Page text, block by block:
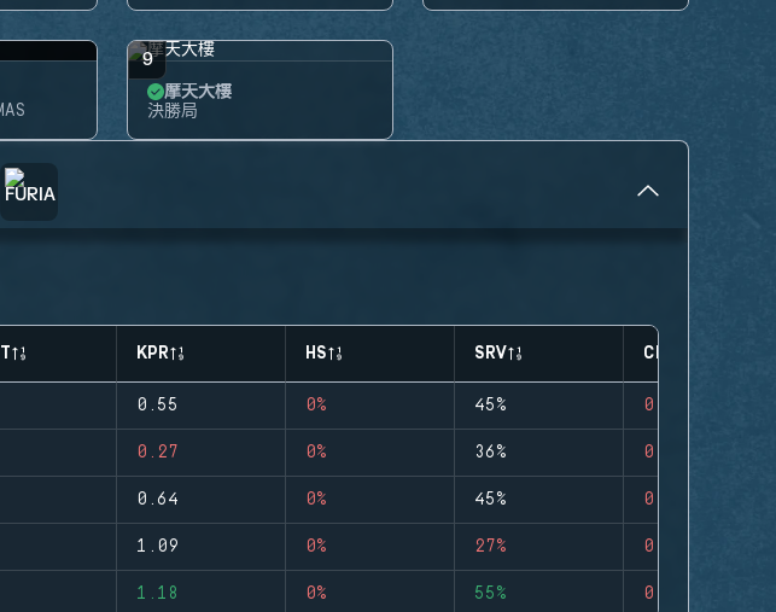
9
摩天大樓
決勝局
KPR HS SRV CLUTCHES
0.55 0% 45% 0
0.27 0% 36% 0
0.64 0% 45% 0
1.09 0% 27% 0
1.18 0% 55% 0